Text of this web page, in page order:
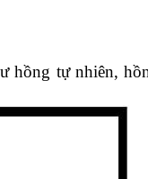
hồng tự nhiên,